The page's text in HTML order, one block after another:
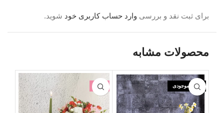
برای ثبت نقد و بررسی وارد حساب کاربری خود شوید.
محصولات مشابه
اتمام موجودی -3%